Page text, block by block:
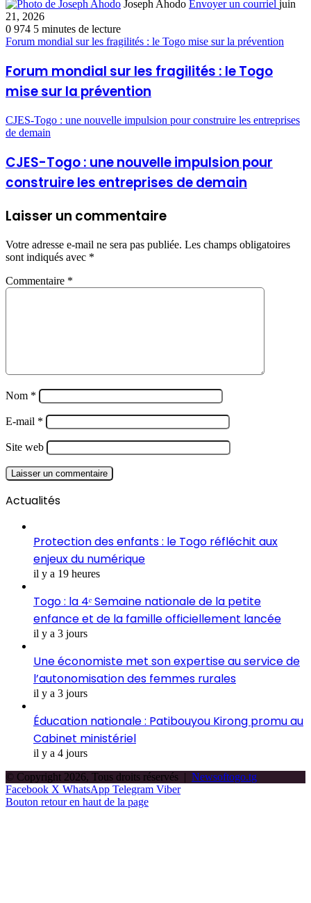
Joseph Ahodo Envoyer un courriel juin
21, 2026
0 974 5 minutes de lecture
Forum mondial sur les fragilités : le Togo mise sur la prévention
Forum mondial sur les fragilités : le Togo
mise sur la prévention
CJES-Togo : une nouvelle impulsion pour construire les entreprises
de demain
CJES-Togo : une nouvelle impulsion pour
construire les entreprises de demain
Laisser un commentaire
Votre adresse e-mail ne sera pas publiée. Les champs obligatoires
sont indiqués avec *
Commentaire *
Nom *
E-mail *
Site web
Actualités
Protection des enfants : le Togo réfléchit aux
enjeux du numérique
il y a 19 heures
Togo : la 4ᵉ Semaine nationale de la petite
enfance et de la famille officiellement lancée
il y a 3 jours
Une économiste met son expertise au service de
l’autonomisation des femmes rurales
il y a 3 jours
Éducation nationale : Patibouyou Kirong promu au
Cabinet ministériel
il y a 4 jours
© Copyright 2026, Tous droits réservés | Newsoftogo.tg
Facebook X WhatsApp Telegram Viber
Bouton retour en haut de la page